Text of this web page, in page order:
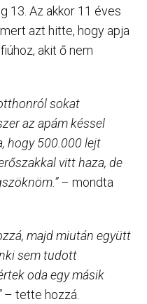
13. Az akkor 11 éves
azt hitte, hogy apja
akit ő nem
sokat
az apám késsel
hogy 500.000 lejt
vitt haza, de
– mondta
majd miután együtt
sem tudott
oda egy másik
– tette hozzá.